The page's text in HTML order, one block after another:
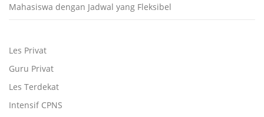
Mahasiswa dengan Jadwal yang Fleksibel
Les Privat
Guru Privat
Les Terdekat
Intensif CPNS